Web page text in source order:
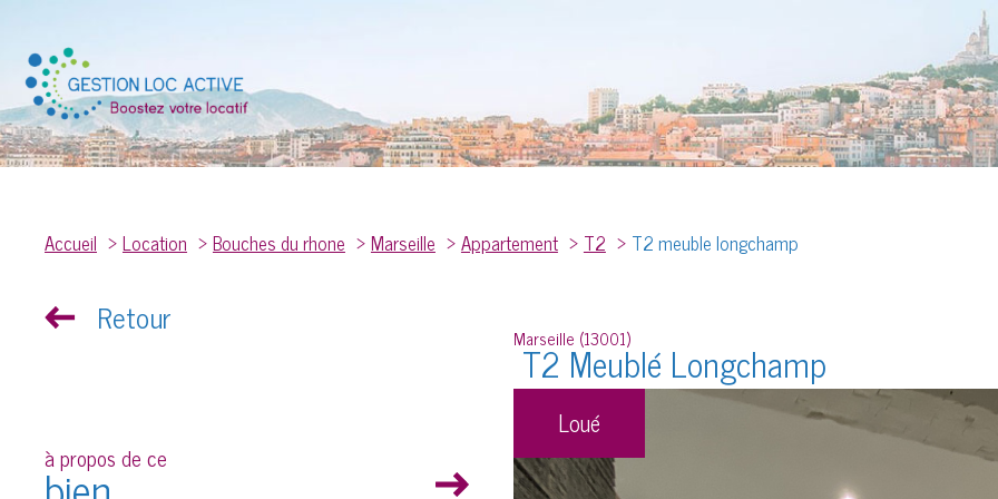
Accueil Location Bouches du rhone Marseille Appartement T2 T2 meuble longchamp
Retour Marseille (13001)
T2 Meublé Longchamp
à propos de ce
Loué